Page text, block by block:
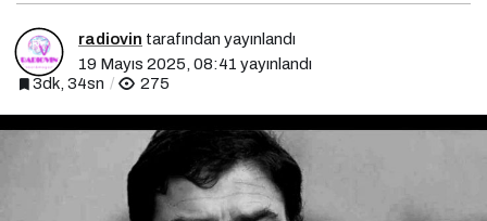
radiovin tarafından yayınlandı
19 Mayıs 2025, 08:41 yayınlandı
3dk, 34sn
275